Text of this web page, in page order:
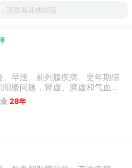
请查看其他医院
早泄、前列腺疾病、更年期综
痿问题，肾虚、脾虚和气血亏
中医&quot;治未病&quot;理
。
28年